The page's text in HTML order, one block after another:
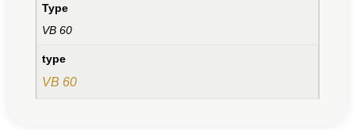
Type
VB 60
type
VB 60